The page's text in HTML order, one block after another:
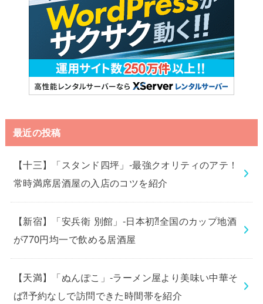
最近の投稿
【十三】「スタンド四坪」-最強クオリティのアテ！
常時満席居酒屋の入店のコツを紹介
【新宿】「安兵衛 別館」-日本初⁈全国のカップ地酒
が770円均一で飲める居酒屋
【天満】「ぬんぽこ」-ラーメン屋より美味い中華そ
ば⁈予約なしで訪問できた時間帯を紹介